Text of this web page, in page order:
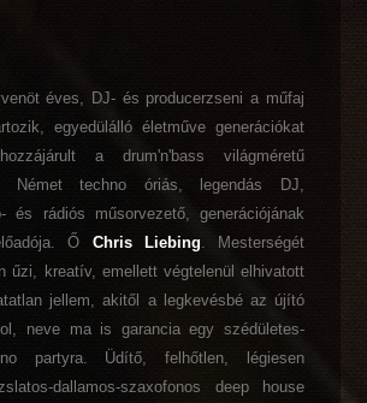
éves, DJ- és producerzseni a műfaj
egyedülálló életműve generációkat
a drum'n'bass világméretű
Német techno óriás, legendás DJ,
és rádiós műsorvezető, generációjának
Ő Chris Liebing. Mesterségét
űzi, kreatív, emellett végtelenül elhivatott
jellem, akitől a legkevésbé az újító
neve ma is garancia egy szédületes-
partyra. Üdítő, felhőtlen, légiesen
dallamos-szaxofonos deep house